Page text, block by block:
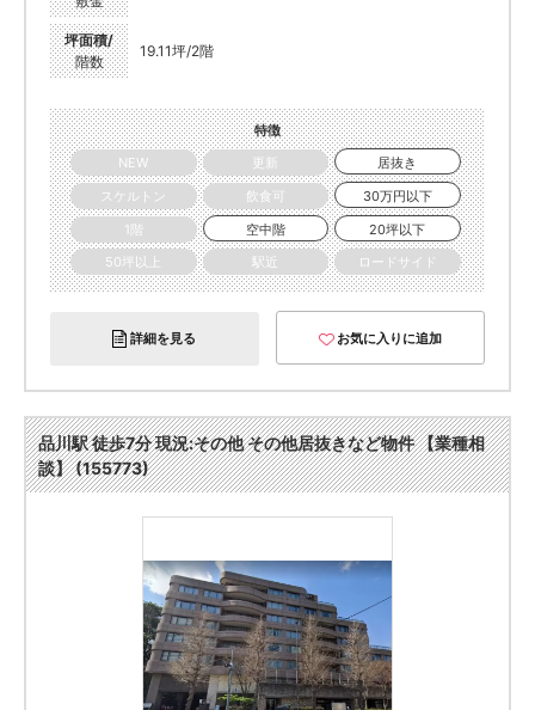
坪面積/
階数
19.11坪/2階
特徴
NEW
更新
居抜き
スケルトン
飲食可
30万円以下
1階
空中階
20坪以下
50坪以上
駅近 ロードサイド
詳細を見る お気に入りに追加
品川駅 徒歩7分 現況:その他 その他居抜きなど物件 【業種相
談】 (155773)